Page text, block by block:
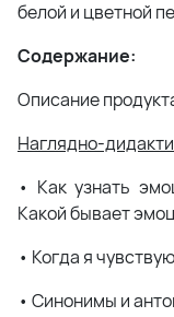
белой и цветной
Содержание:
Описание
Наглядно-
• Как узнать
Какой бывает
• Когда я
• Синонимы и